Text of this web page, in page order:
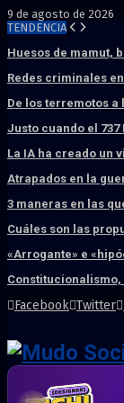
9 de agosto de 2026
TENDENCIA
Huesos de mamut,
Redes criminales
De los terremotos
Justo cuando el
La IA ha creado un
Atrapados en la
3 maneras en las
Cuáles son las
«Arrogante» e
Facebook Twitter